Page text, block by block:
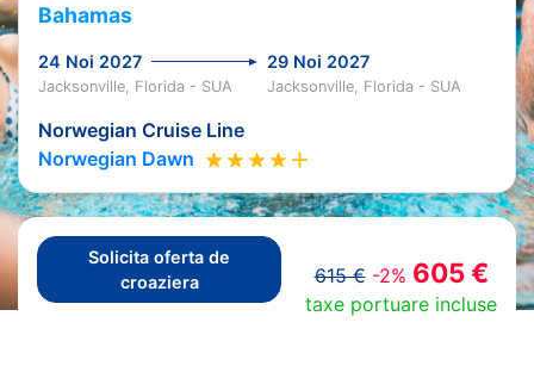
Bahamas
24 Noi 2027 29 Noi 2027
Jacksonville, Florida - SUA Jacksonville, Florida - SUA
Norwegian Cruise Line
Norwegian Dawn
Solicita oferta de
croaziera
615 € -2% 605 €
taxe portuare incluse